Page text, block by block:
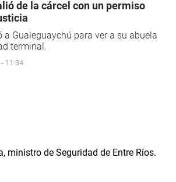
de la cárcel con un permiso
a Gualeguaychú para ver a su abuela
terminal.
11:34